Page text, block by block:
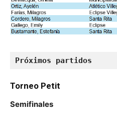
Próximos partidos
Torneo Petit
Semifinales